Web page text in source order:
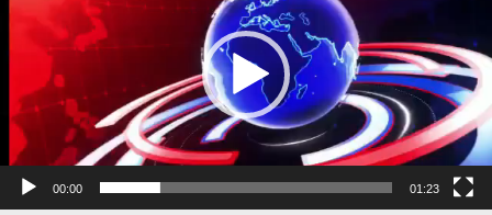
00:00 01:23